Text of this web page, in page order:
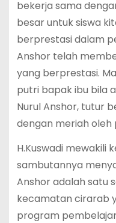
bekerja sama
besar untuk siswa
berprestasi dalam
Anshor telah
yang berprestasi.
putri bapak ibu bila
Nurul Anshor, tutur
dengan meriah oleh
H.Kuswadi mewakili
sambutannya
Anshor adalah satu
kecamatan cirarab
program